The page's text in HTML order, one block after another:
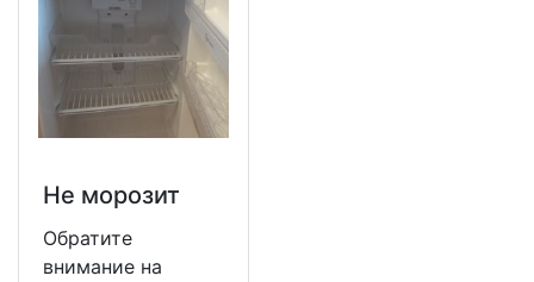
Не морозит
Обратите
внимание на